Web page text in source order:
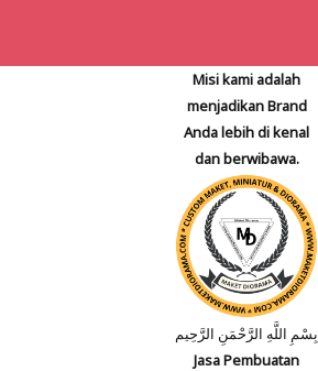
Misi kami adalah
menjadikan Brand
Anda lebih di kenal
dan berwibawa.
بِسْمِ اللَّهِ الرَّحْمَنِ الرَّحِيم
Jasa Pembuatan